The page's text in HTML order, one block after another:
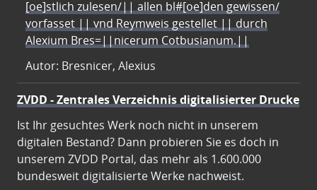
[oe]stlich zulesen/|| allen bl#[oe]den gewissen/
vorfasset || vnd Reymweis gestellet || durch
Alexium Bres=||nicerum Cotbusianum.||
Autor: Bresnicer, Alexius
ZVDD - Zentrales Verzeichnis digitalisierter Drucke
Ist Ihr gesuchtes Werk noch nicht in unserem
digitalen Bestand? Dann probieren Sie es doch in
unserem ZVDD Portal, das mehr als 1.600.000
bundesweit digitalisierte Werke nachweist.